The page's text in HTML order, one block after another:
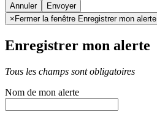
Annuler
× Fermer la fenêtre Enregistrer mon alerte
Enregistrer mon alerte
Tous les champs sont obligatoires
Nom de mon alerte